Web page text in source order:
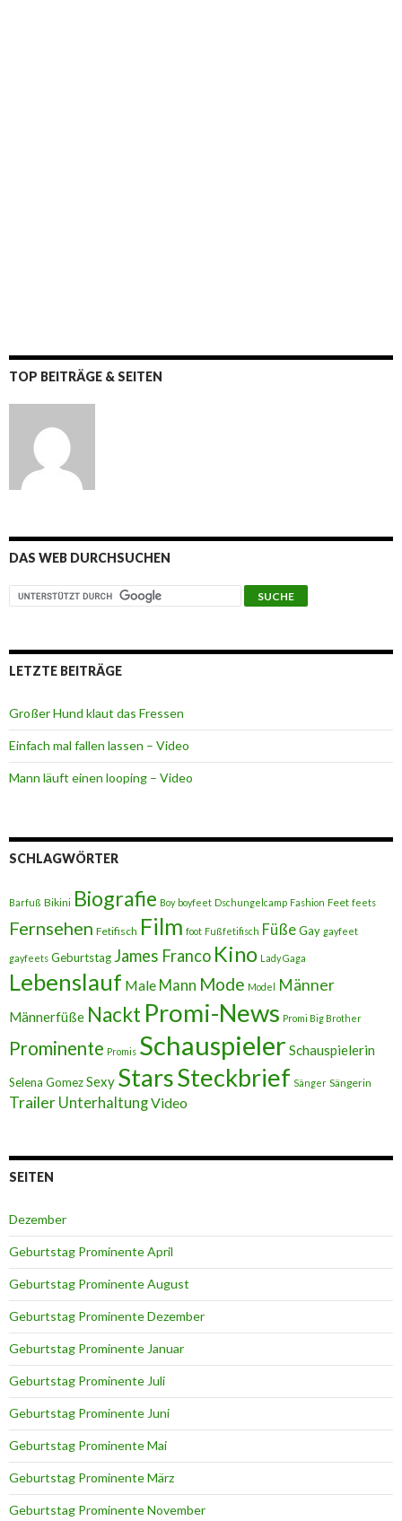
TOP BEITRÄGE & SEITEN
DAS WEB DURCHSUCHEN
LETZTE BEITRÄGE
Großer Hund klaut das Fressen
Einfach mal fallen lassen – Video
Mann läuft einen looping – Video
SCHLAGWÖRTER
Barfuß Bikini Biografie Boy boyfeet Dschungelcamp Fashion Feet feets
Fernsehen Fetifisch Film foot Fußfetifisch FüßeGay gayfeet
gayfeets Geburtstag James Franco Kino Lady Gaga
Lebenslauf Male Mann Mode Model Männer
Männerfüße Nackt Promi-News Promi Big Brother
Prominente Promis Schauspieler Schauspielerin
Selena GomezSexy StarsSteckbrief Sänger Sängerin
Trailer UnterhaltungVideo
SEITEN
Dezember
Geburtstag Prominente April
Geburtstag Prominente August
Geburtstag Prominente Dezember
Geburtstag Prominente Januar
Geburtstag Prominente Juli
Geburtstag Prominente Juni
Geburtstag Prominente Mai
Geburtstag Prominente März
Geburtstag Prominente November